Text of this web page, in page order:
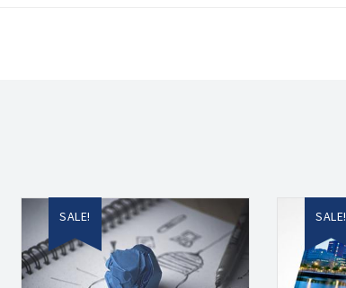
SALE! SALE!